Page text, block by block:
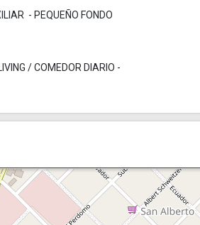
- PEQUEÑO FONDO
/ COMEDOR DIARIO -